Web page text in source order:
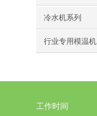
冷水机系列
行业专用模温机
工作时间